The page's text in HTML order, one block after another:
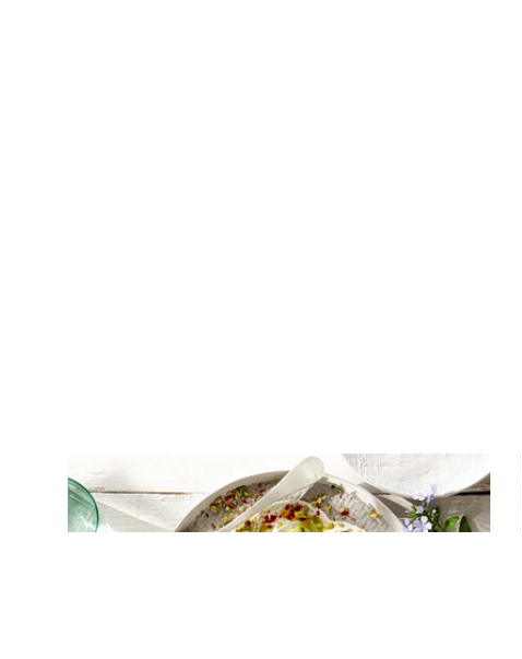
Κολοκυθάκια σαλάτα με γιαούρτι και
καραμελωμένα κρεμμύδια